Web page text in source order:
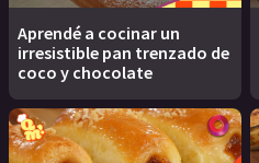
Aprendé a cocinar un
irresistible pan trenzado de
coco y chocolate